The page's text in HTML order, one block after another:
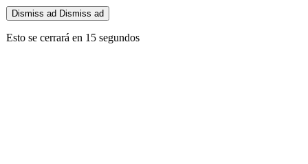
Dismiss ad Dismiss ad
Esto se cerrará en 13 segundos